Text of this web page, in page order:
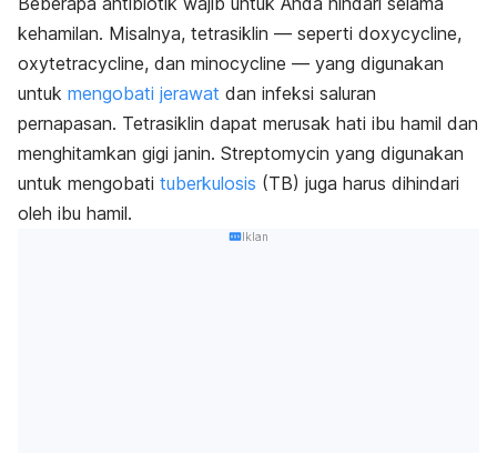
kehamilan. Misalnya, tetrasiklin — seperti doxycycline,
oxytetracycline, dan minocycline — yang digunakan
untuk mengobati jerawat dan infeksi saluran
pernapasan. Tetrasiklin dapat merusak hati ibu hamil dan
menghitamkan gigi janin. Streptomycin yang digunakan
untuk mengobati tuberkulosis (TB) juga harus dihindari
oleh ibu hamil.
Iklan